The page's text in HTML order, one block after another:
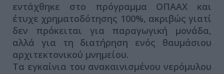
εντάχθηκε στο πρόγραμμα ΟΠΑΑΧ και
έτυχε χρηματοδότησης 100%, ακριβώς γιατί
δεν πρόκειται για παραγωγική μονάδα,
αλλά για τη διατήρηση ενός θαυμάσιου
αρχιτεκτονικού μνημείου.
Τα εγκαίνια του ανακαινισμένου νερόμυλου